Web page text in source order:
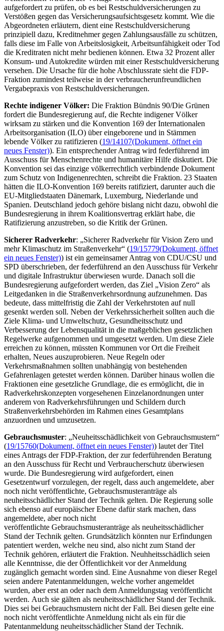
aufgefordert zu prüfen, ob es bei Restschuldversicherungen zu
Verstößen gegen das Versicherungsaufsichtsgesetz kommt. Wie die
Abgeordneten erläutern, dient eine Restschuldversicherung
prinzipiell dazu, Kreditnehmer gegen Zahlungsausfälle zu schützen,
falls diese im Falle von Arbeitslosigkeit, Arbeitsunfähigkeit oder Tod
die Kreditraten nicht mehr bedienen können. Etwa 32 Prozent aller
Konsum- und Autokredite würden mit einer Restschuldversicherung
versehen. Die Ursache für die hohe Abschlussrate sieht die FDP-
Fraktion zumindest teilweise in der verbraucherunfreundlichen
Vergabepraxis von Restschuldversicherungen.
Rechte indigener Völker: Die Fraktion Bündnis 90/Die Grünen
fordert die Bundesregierung auf, die Rechte indigener Völker
wirksam zu stärken und die Konvention 169 der Internationalen
Arbeitsorganisation (ILO) über eingeborene und in Stämmen
lebende Völker zu ratifizieren (19/14107(Dokument, öffnet ein
neues Fenster)). Ein entsprechender Antrag wird federführend im
Ausschuss für Menschenrechte und humanitäre Hilfe diskutiert. Die
Konvention sei das einzige völkerrechtlich verbindende Dokument
zum Schutz von Indigenenrechten, schreibt die Fraktion. 23 Staaten
hätten die ILO-Konvention 169 bereits ratifiziert, darunter auch die
EU-Mitgliedstaaten Dänemark, Luxemburg, Niederlande und
Spanien. Deutschland jedoch gehöre bislang nicht dazu, obwohl die
Bundesregierung in ihrem Koalitionsvertrag erklärt habe, die
Ratifizierung anzustreben, so die Kritik der Grünen.
Sicherer Radverkehr: „Sicherer Radverkehr fürVision Zero und
mehr Klimaschutz im Straßenverkehr“ (19/15779(Dokument, öffnet
ein neues Fenster)) ist ein gemeinsamer Antrag von CDU/CSU und
SPD überschrieben, der federführend an den Ausschuss für Verkehr
und digitale Infrastruktur überwiesen wurde. Danach soll die
Bundesregierung aufgefordert werden, das Ziel „Vision Zero“ als
Leitgedanken in die Straßenverkehrsordnung aufzunehmen. Das
bedeute, dass mittelfristig die Zahl der Verkehrstoten auf null
gesenkt werden soll. Neben der Verkehrssicherheit sollten auch die
Ziele Klima- und Umweltschutz, Gesundheitsschutz und
Verbesserung der Lebensqualität in die maßgeblichen gesetzlichen
Regelwerke aufgenommen und umgesetzt werden. Um diese Ziele
erreichen zu können, müssten Kommunen vor Ort die Freiheit
erhalten, Neues auszuprobieren. Neue Regeln oder
Verkehrsmaßnahmen sollten unabhängig von bestehenden
Gefahrenlagen getestet werden können. Darüber hinaus wollen die
Fraktionen eine gesetzliche Grundlage, die es ermöglicht, die in
Radverkehrskonzepten vorgesehenen Einzelanordnungen unter
anderem von Radverkehrsführungen und Schildern durch
Straßenverkehrsbehörden im Rahmen eines Gesamtplans
anzuordnen und umzusetzen.
Gebrauchsmuster: „Neuheitsschädlichkeit von Gebrauchsmustern“
(19/15760(Dokument, öffnet ein neues Fenster)) lautet der Titel
eines Antrags der FDP-Fraktion, der zur federführenden Beratung
an den Ausschuss für Recht und Verbraucherschutz überwiesen
wurde. Die Bundesregierung wird aufgefordert, einen
Gesetzentwurf vorzulegen, der regelt, dass auch angemeldete, aber
noch nicht veröffentlichte, Gebrauchsmusteranträge als
neuheitsschädlicher Stand der Technik gelten. Die Regierung solle
sich ebenso auf europäischer Ebene dafür stark machen, dass
angemeldete, aber noch nicht
veröffentlichte Gebrauchsmusteranträge als neuheitsschädlicher
Stand der Technik gelten. Grundsätzlich könnten nur Erfindungen
patentiert werden, welche neu sind, also nicht zum Stand der
Technik gehören, erläutert die Fraktion. Neuhheitsschädlich seien
alle Kenntnisse, die der Öffentlichkeit vor der Anmeldung
zugänglich gemacht worden sind. Eine Ausnahme von dieser Regel
seien andere Patentanmeldungen, welche vorher angemeldet
wurden, aber erst an oder nach dem Anmeldungstag veröffentlicht
werden. Auch sie gälten als neuheitsschädlicher Stand der Technik.
Dies sei bei Gebrauchsmustern nicht der Fall. Bei diesen gelte eine
noch nicht veröffentlichte Anmeldung nicht als ein für die
Patentanmeldung neuheitsschädlicher Stand der Technik.